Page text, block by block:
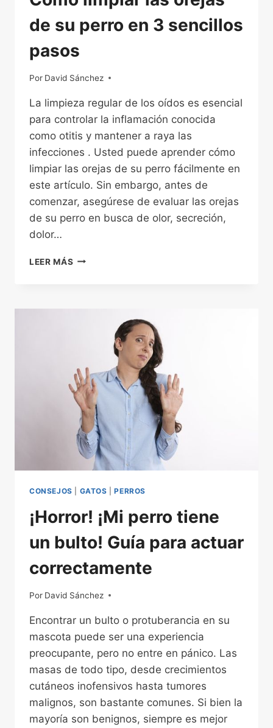
de su perro en 3 sencillos
pasos
Por David Sánchez
04/12/2022
La limpieza regular de los oídos es esencial
para controlar la inflamación conocida
como otitis y mantener a raya las
infecciones . Usted puede aprender cómo
limpiar las orejas de su perro fácilmente en
este artículo. Sin embargo, antes de
comenzar, asegúrese de evaluar las orejas
de su perro en busca de olor, secreción,
dolor…
LEER MÁS CÓMO
SENCILLOS
PASOS
CONSEJOS GATOS |PERROS
¡Horror! ¡Mi perro tiene
un bulto! Guía para actuar
correctamente
Por David Sánchez
04/12/2022
Encontrar un bulto o protuberancia en su
mascota puede ser una experiencia
preocupante, pero no entre en pánico. Las
masas de todo tipo, desde crecimientos
cutáneos inofensivos hasta tumores
malignos, son bastante comunes. Si bien la
mayoría son benignos, siempre es mejor